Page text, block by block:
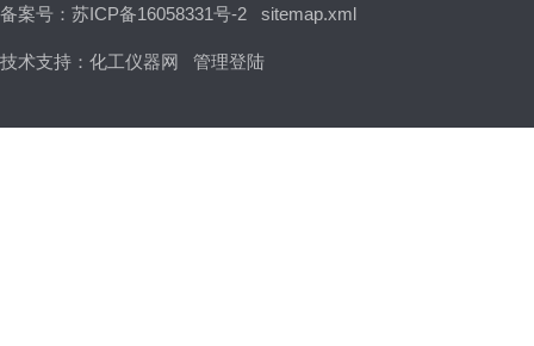
备案号：苏ICP备16058331号-2 sitemap.xml
技术支持： 化工仪器网 管理登陆